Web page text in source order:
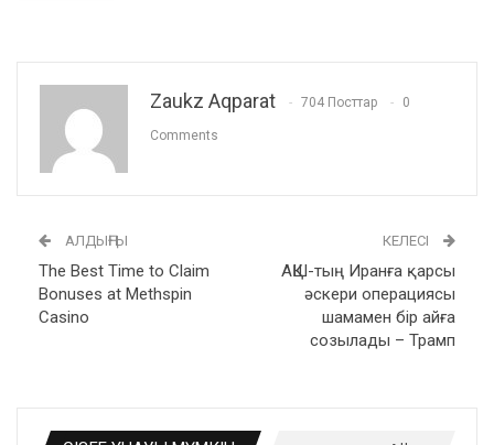
Zaukz Aqparat 704 Посттар 0
Comments
АЛДЫҢҒЫ
The Best Time to Claim
Bonuses at Methspin
Casino
КЕЛЕСІ
АҚШ-тың Иранға қарсы
әскери операциясы
шамамен бір айға
созылады – Трамп